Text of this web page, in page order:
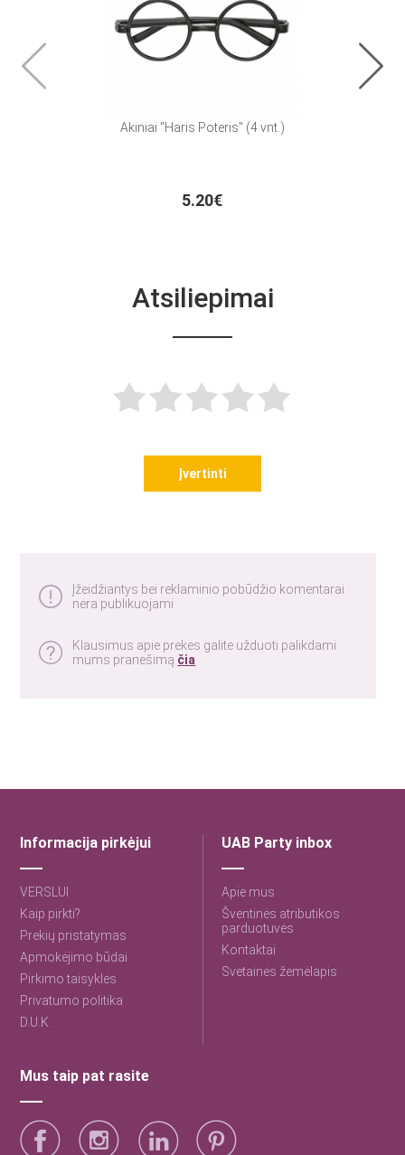
Akiniai "Haris Poteris" (4 vnt.)
5.20€
Atsiliepimai
Įvertinti
Įžeidžiantys bei reklaminio pobūdžio komentarai
nėra publikuojami
Klausimus apie prekes galite užduoti palikdami
mums pranešimą čia
Informacija pirkėjui
VERSLUI
Kaip pirkti?
Prekių pristatymas
Apmokėjimo būdai
Pirkimo taisyklės
Privatumo politika
D.U.K.
UAB Party inbox
Apie mus
Šventinės atributikos
parduotuvės
Kontaktai
Svetainės žemėlapis
Mus taip pat rasite